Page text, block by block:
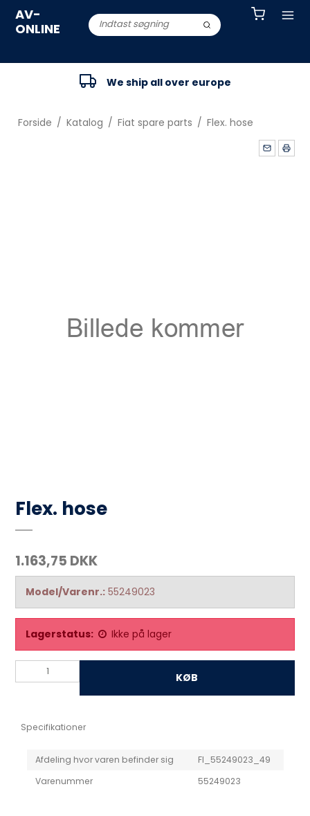
AV-
ONLINE
We ship all over europe
Forside / Katalog / Fiat spare parts / Flex. hose
Flex. hose
1.163,75 DKK
Model/Varenr.: 55249023
Lagerstatus: Ikke på lager
KØB
Specifikationer
Afdeling hvor varen befinder sig
FI_55249023_49
Varenummer
55249023